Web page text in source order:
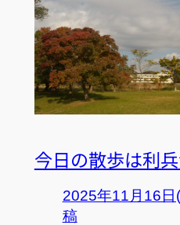
今日の散歩は利
2025年11月16
稿